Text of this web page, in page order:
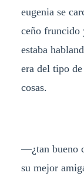
eugenia se
ceño fruncido
estaba
era del tipo
cosas.
—¿tan bueno
su mejor